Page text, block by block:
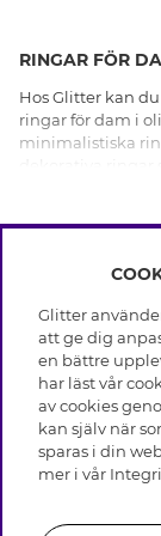
RINGAR FÖR
Hos Glitter kan
ringar för dam i
minimalistiska
till festligare
snygga ringar till
Ringar från
men du kan
förgyllt äkta
stenar av glas
trendiga och
till alla tillfällen.
Glitter
att ge dig
en bättre
har läst vår
av cookies
kan själv när
sparas i din
mer i vår